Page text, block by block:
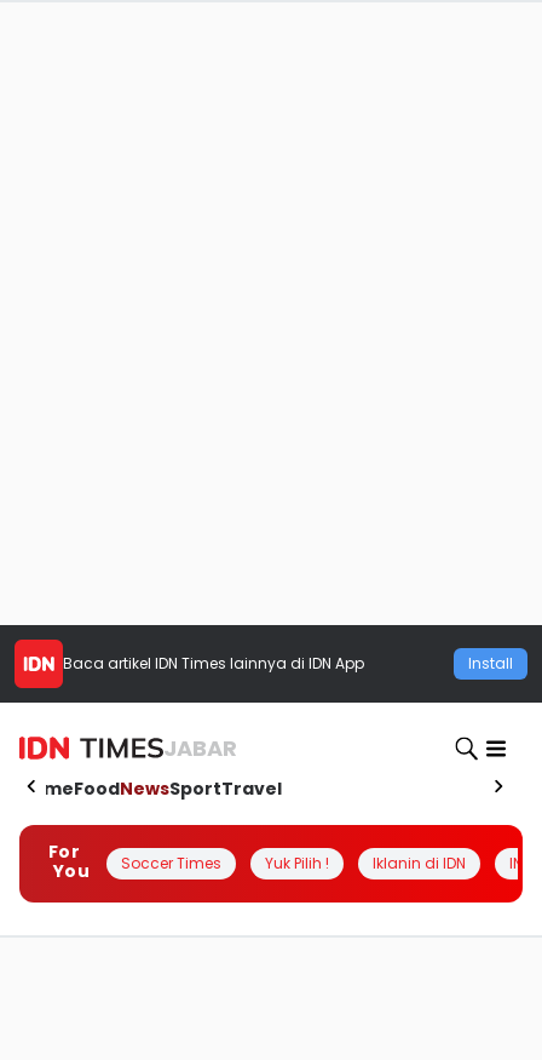
Baca artikel IDN Times lainnya di IDN App Install
JABAR
HomeFoodNewsSportTravel
For
You
Soccer Times Yuk Pilih ! Iklanin di IDN